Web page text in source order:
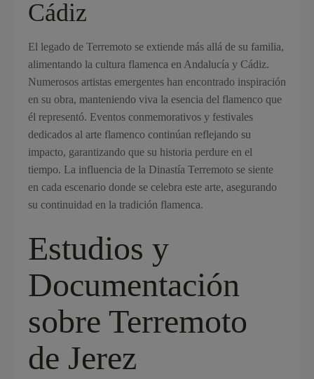
Cádiz
El legado de Terremoto se extiende más allá de su familia,
alimentando la cultura flamenca en Andalucía y Cádiz.
Numerosos artistas emergentes han encontrado inspiración
en su obra, manteniendo viva la esencia del flamenco que
él representó. Eventos conmemorativos y festivales
dedicados al arte flamenco continúan reflejando su
impacto, garantizando que su historia perdure en el
tiempo. La influencia de la Dinastía Terremoto se siente
en cada escenario donde se celebra este arte, asegurando
su continuidad en la tradición flamenca.
Estudios y
Documentación
sobre Terremoto
de Jerez